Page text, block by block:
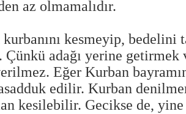
az olmamalıdır.
kesmeyip, bedelini
Çünkü adağı yerine
Eğer Kurban
edilir. Kurban
kesilebilir. Gecikse de,